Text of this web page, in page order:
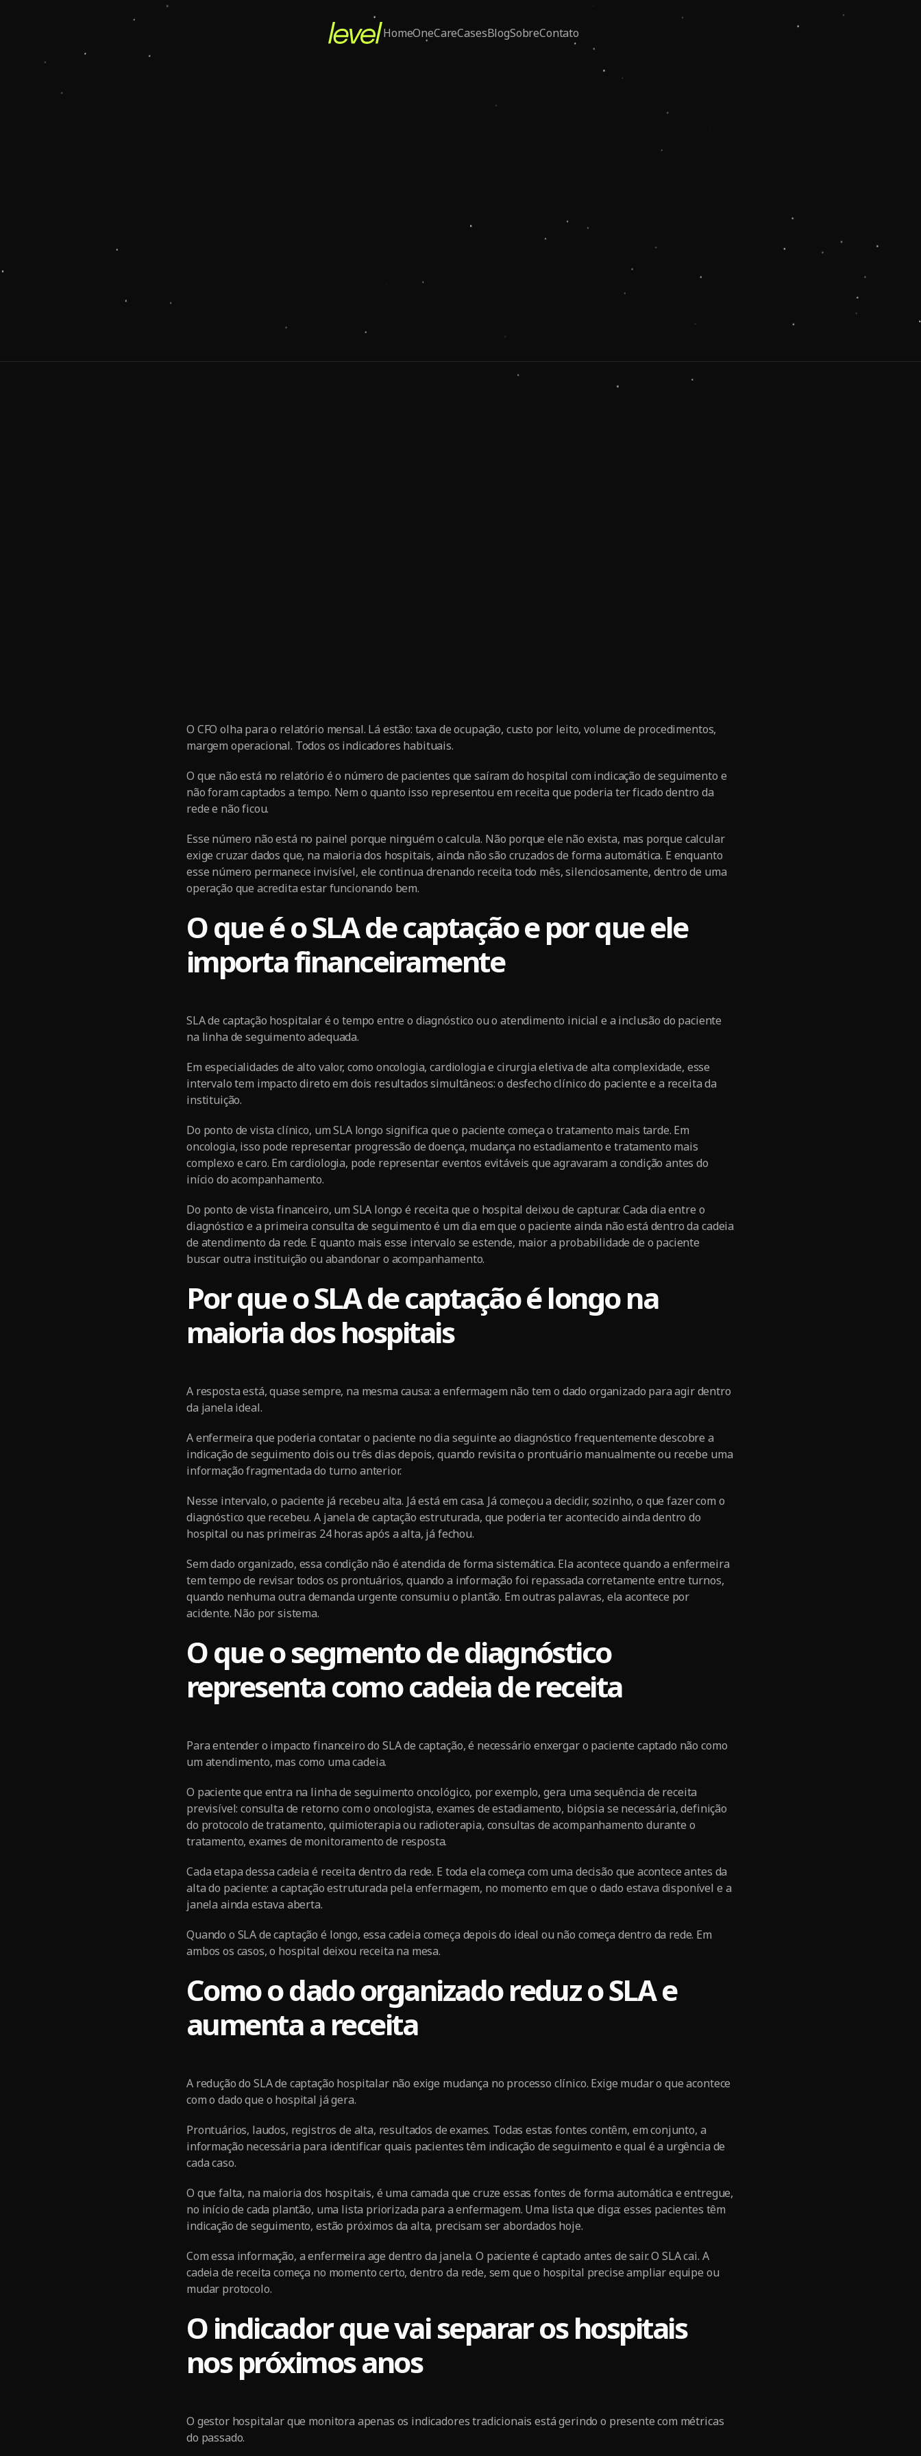
HomeOneCareCasesBlogSobreContato
O CFO olha para o relatório mensal. Lá estão: taxa de ocupação, custo por leito, volume de procedimentos,
margem operacional. Todos os indicadores habituais.
O que não está no relatório é o número de pacientes que saíram do hospital com indicação de seguimento e
não foram captados a tempo. Nem o quanto isso representou em receita que poderia ter ficado dentro da
rede e não ficou.
Esse número não está no painel porque ninguém o calcula. Não porque ele não exista, mas porque calcular
exige cruzar dados que, na maioria dos hospitais, ainda não são cruzados de forma automática. E enquanto
esse número permanece invisível, ele continua drenando receita todo mês, silenciosamente, dentro de uma
operação que acredita estar funcionando bem.
O que é o SLA de captação e por que ele
importa financeiramente
SLA de captação hospitalar é o tempo entre o diagnóstico ou o atendimento inicial e a inclusão do paciente
na linha de seguimento adequada.
Em especialidades de alto valor, como oncologia, cardiologia e cirurgia eletiva de alta complexidade, esse
intervalo tem impacto direto em dois resultados simultâneos: o desfecho clínico do paciente e a receita da
instituição.
Do ponto de vista clínico, um SLA longo significa que o paciente começa o tratamento mais tarde. Em
oncologia, isso pode representar progressão de doença, mudança no estadiamento e tratamento mais
complexo e caro. Em cardiologia, pode representar eventos evitáveis que agravaram a condição antes do
início do acompanhamento.
Do ponto de vista financeiro, um SLA longo é receita que o hospital deixou de capturar. Cada dia entre o
diagnóstico e a primeira consulta de seguimento é um dia em que o paciente ainda não está dentro da cadeia
de atendimento da rede. E quanto mais esse intervalo se estende, maior a probabilidade de o paciente
buscar outra instituição ou abandonar o acompanhamento.
Por que o SLA de captação é longo na
maioria dos hospitais
A resposta está, quase sempre, na mesma causa: a enfermagem não tem o dado organizado para agir dentro
da janela ideal.
A enfermeira que poderia contatar o paciente no dia seguinte ao diagnóstico frequentemente descobre a
indicação de seguimento dois ou três dias depois, quando revisita o prontuário manualmente ou recebe uma
informação fragmentada do turno anterior.
Nesse intervalo, o paciente já recebeu alta. Já está em casa. Já começou a decidir, sozinho, o que fazer com o
diagnóstico que recebeu. A janela de captação estruturada, que poderia ter acontecido ainda dentro do
hospital ou nas primeiras 24 horas após a alta, já fechou.
Sem dado organizado, essa condição não é atendida de forma sistemática. Ela acontece quando a enfermeira
tem tempo de revisar todos os prontuários, quando a informação foi repassada corretamente entre turnos,
quando nenhuma outra demanda urgente consumiu o plantão. Em outras palavras, ela acontece por
acidente. Não por sistema.
O que o segmento de diagnóstico
representa como cadeia de receita
Para entender o impacto financeiro do SLA de captação, é necessário enxergar o paciente captado não como
um atendimento, mas como uma cadeia.
O paciente que entra na linha de seguimento oncológico, por exemplo, gera uma sequência de receita
previsível: consulta de retorno com o oncologista, exames de estadiamento, biópsia se necessária, definição
do protocolo de tratamento, quimioterapia ou radioterapia, consultas de acompanhamento durante o
tratamento, exames de monitoramento de resposta.
Cada etapa dessa cadeia é receita dentro da rede. E toda ela começa com uma decisão que acontece antes da
alta do paciente: a captação estruturada pela enfermagem, no momento em que o dado estava disponível e a
janela ainda estava aberta.
Quando o SLA de captação é longo, essa cadeia começa depois do ideal ou não começa dentro da rede. Em
ambos os casos, o hospital deixou receita na mesa.
Como o dado organizado reduz o SLA e
aumenta a receita
A redução do SLA de captação hospitalar não exige mudança no processo clínico. Exige mudar o que acontece
com o dado que o hospital já gera.
Prontuários, laudos, registros de alta, resultados de exames. Todas estas fontes contêm, em conjunto, a
informação necessária para identificar quais pacientes têm indicação de seguimento e qual é a urgência de
cada caso.
O que falta, na maioria dos hospitais, é uma camada que cruze essas fontes de forma automática e entregue,
no início de cada plantão, uma lista priorizada para a enfermagem. Uma lista que diga: esses pacientes têm
indicação de seguimento, estão próximos da alta, precisam ser abordados hoje.
Com essa informação, a enfermeira age dentro da janela. O paciente é captado antes de sair. O SLA cai. A
cadeia de receita começa no momento certo, dentro da rede, sem que o hospital precise ampliar equipe ou
mudar protocolo.
O indicador que vai separar os hospitais
nos próximos anos
O gestor hospitalar que monitora apenas os indicadores tradicionais está gerindo o presente com métricas
do passado.